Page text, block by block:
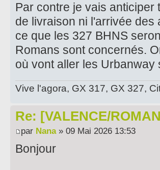
Par contre je vais
de livraison ni l'arrivée
ce que les 327 BHNS
Romans sont concernés.
où vont aller les Urbanway
Vive l'agora, GX 317, GX 327,
Re: [VALENCE/
par Nana» 09 Mai 2026 13:53
Bonjour